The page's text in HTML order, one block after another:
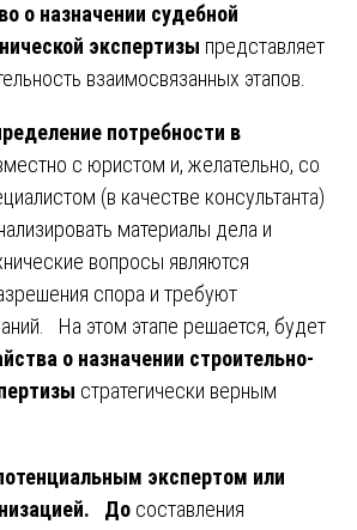
о назначении судебной
экспертизы представляет
взаимосвязанных этапов.
потребности в
с юристом и, желательно, со
(в качестве консультанта)
материалы дела и
вопросы являются
спора и требуют
На этом этапе решается, будет
о назначении строительно-
стратегически верным
экспертом или
До составления